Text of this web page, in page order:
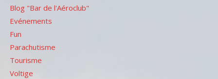
Blog "Bar de l'Aéroclub"
Evénements
Fun
Parachutisme
Tourisme
Voltige